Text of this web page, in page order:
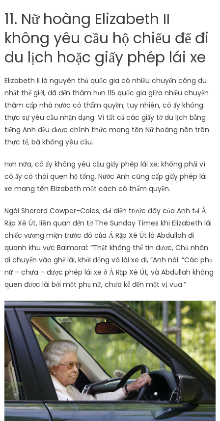
11. Nữ hoàng Elizabeth II
không yêu cầu hộ chiếu để đi
du lịch hoặc giấy phép lái xe
Elizabeth II là nguyên thủ quốc gia có nhiều chuyến công du
nhất thế giới, đã đến thăm hơn 115 quốc gia giữa nhiều chuyến
thăm cấp nhà nước có thẩm quyền; tuy nhiên, cô ấy không
thực sự yêu cầu nhận dạng. Vì tất cả các giấy tờ du lịch bằng
tiếng Anh đều được chính thức mang tên Nữ hoàng nên trên
thực tế, bà không yêu cầu.
Hơn nữa, cô ấy không yêu cầu giấy phép lái xe; không phải vì
cô ấy có thói quen hộ tống. Nước Anh cũng cấp giấy phép lái
xe mang tên Elizabeth một cách có thẩm quyền.
Ngài Sherard Cowper-Coles, đại diện trước đây của Anh tại Ả
Rập Xê Út, liên quan đến tờ The Sunday Times khi Elizabeth lái
chiếc vương miện trước đó của Ả Rập Xê Út là Abdullah đi
quanh khu vực Balmoral: “Thật không thể tin được, Chủ nhân
di chuyển vào ghế lái, khởi động và lái xe đi, ”Anh nói. “Các phụ
nữ – chưa – được phép lái xe ở Ả Rập Xê Út, và Abdullah không
quen được lái bởi một phụ nữ, chưa kể đến một vị vua.”